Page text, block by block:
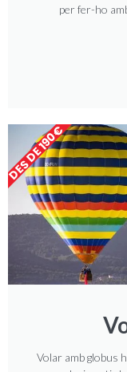
per fer-ho
Volar amb globus
DES DE 190€